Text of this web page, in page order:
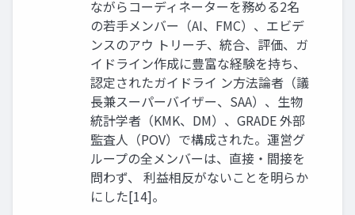
ながらコーディネーターを務める2名
の若手メンバー（AI、FMC）、エビデ
ンスのアウ トリーチ、統合、評価、ガ
イドライン作成に豊富な経験を持ち、
認定されたガイドライ ン方法論者（議
長兼スーパーバイザー、SAA）、生物
統計学者（KMK、DM）、GRADE 外部
監査人（POV）で構成された。運営グ
ループの全メンバーは、直接・間接を
問わず、 利益相反がないことを明らか
にした[14]。